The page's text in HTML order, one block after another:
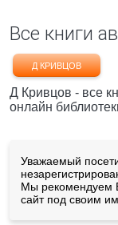
Все книги
Д КРИВЦОВ
Д Кривцов - все
онлайн
Уважаемый
Мы рекомендуем
сайт под своим